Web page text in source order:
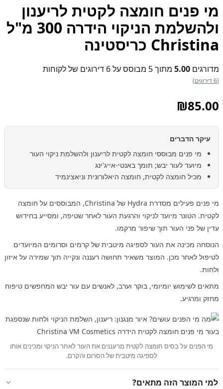
מי פנים חומצה לקטית לריענון
ולהשלמת הניקוי הידרה 300 מ"ל
Christina כריסטינה
מדורגים 5.00 מתוך 5 מבוסס על 6 דירוגים של לקוחות
(6 דירוגים)
₪85.00
עיקר הדברים
מי פנים מבוססי חומצה לקטית לריענון ולהשלמת ניקוי העור
מיועד לעור יבש; תומך באנטי-אייג'ינג
מכיל חומצה לקטית, חומצה היאלורונית וניאצינמיד
מי פנים פעילים מסדרת Hydra של Christina, המבוססים על חומצה
לקטית. הטונר מיועד לניקוי והרגעת העור לאחר שטיפה, ומסייע בחידוש
עדין של פני העור תוך שיפור מרקמו.
הנוסחה מכינה את העור לספיגה מיטבית של קרמים וסרומים המיועדים
לטיפול לאחר מכן. המוצר משאיר תחושה רעננה ונקייה תוך שמירה על איזון
ולחות.
מתאים לשימוש יומיומי, בוקר וערב, לאנשים עם עור יבש המחפשים טיפוח
מחזק ומרגיע.
מי הפנים על בסיס חומצה לקטית מרעננים את העור לאחר הניקוי ומכינים אותו
לספיגה מיטבית של הסרום והקרם.
למי המוצר הזה מתאים?